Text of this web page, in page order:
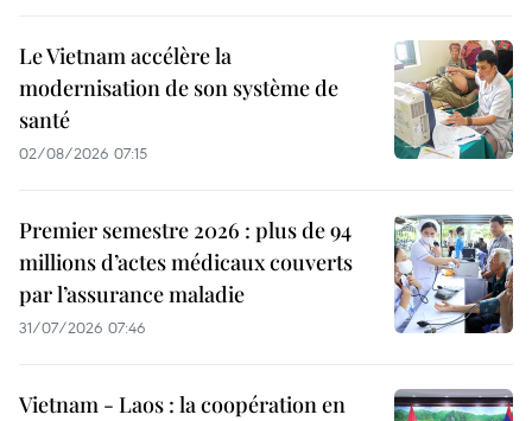
Le Vietnam accélère la
modernisation de son système de
santé
02/08/2026 07:15
Premier semestre 2026 : plus de 94
millions d’actes médicaux couverts
par l’assurance maladie
31/07/2026 07:46
Vietnam - Laos : la coopération en